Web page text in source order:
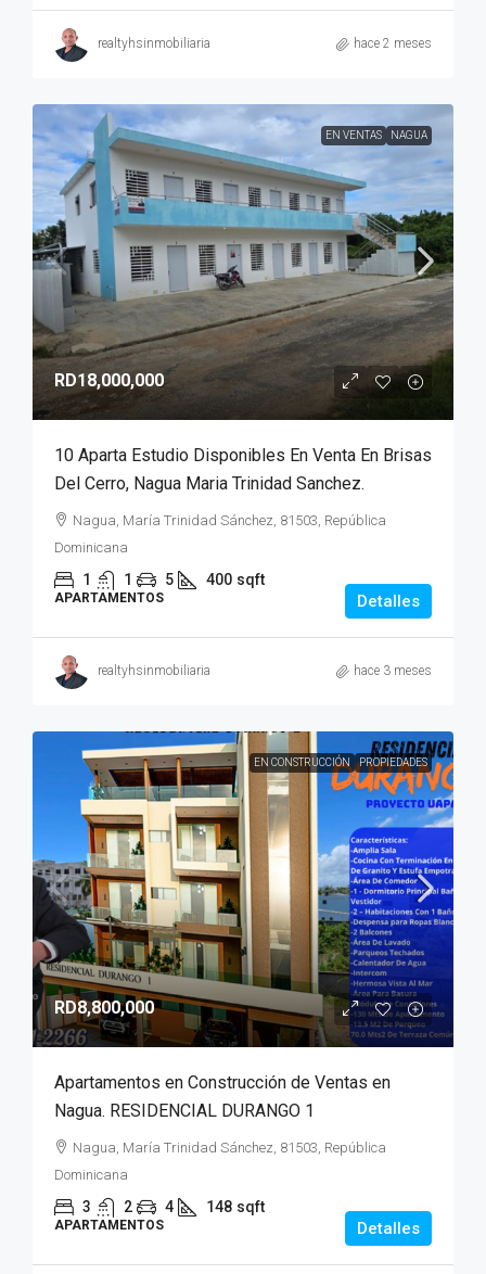
realtyhsinmobiliaria hace 2 meses
EN VENTAS NAGUA
RD18,000,000
10 Aparta Estudio Disponibles En Venta En Brisas
Del Cerro, Nagua Maria Trinidad Sanchez.
Nagua, María Trinidad Sánchez, 81503, República
Dominicana
1 1 5 400 sqft
APARTAMENTOS Detalles
realtyhsinmobiliaria hace 3 meses
EN CONSTRUCCIÓN PROPIEDADES
RD8,800,000
Apartamentos en Construcción de Ventas en
Nagua. RESIDENCIAL DURANGO 1
Nagua, María Trinidad Sánchez, 81503, República
Dominicana
3 2 4 148 sqft
APARTAMENTOS Detalles